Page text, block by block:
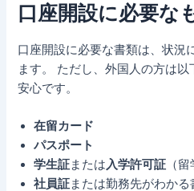
口座開設に必要な
口座開設に必要な書類は、状況
ます。 ただし、外国人の方は
安心です。
在留カード
パスポート
学生証または入学許可証 （
社員証または勤務先がわかる